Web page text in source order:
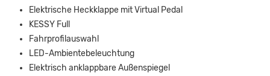
Elektrische Heckklappe mit Virtual Pedal
KESSY Full
Fahrprofilauswahl
LED-Ambientebeleuchtung
Elektrisch anklappbare Außenspiegel